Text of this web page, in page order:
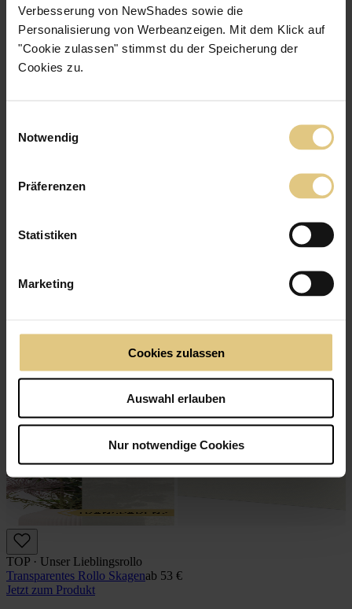
Verbesserung von NewShades sowie die
Personalisierung von Werbeanzeigen. Mit dem Klick auf
"Cookie zulassen" stimmst du der Speicherung der
Cookies zu.
Notwendig
Präferenzen
Statistiken
Marketing
Cookies zulassen
Auswahl erlauben
Nur notwendige Cookies
Feines, weiches Gewebe
TOP · Unser Lieblingsrollo
Transparentes Rollo Skagenab 53 €
Jetzt zum Produkt